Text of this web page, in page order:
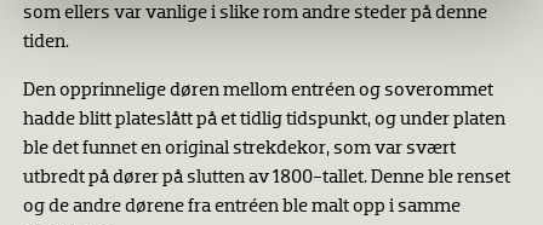
som ellers var vanlige i slike rom andre steder på denne
tiden.
Den opprinnelige døren mellom entréen og soverommet
hadde blitt plateslått på et tidlig tidspunkt, og under platen
ble det funnet en original strekdekor, som var svært
utbredt på dører på slutten av 1800-tallet. Denne ble renset
og de andre dørene fra entréen ble malt opp i samme